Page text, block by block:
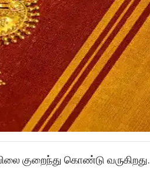
குறைந்து கொண்டு வருகிறது.